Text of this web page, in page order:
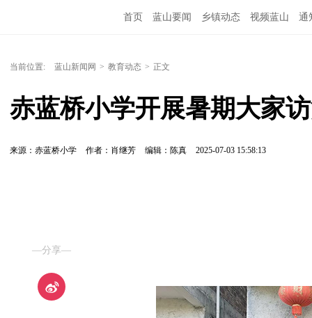
首页 蓝山要闻 乡镇动态 视频蓝山 通
当前位置: 蓝山新闻网 > 教育动态 > 正文
赤蓝桥小学开展暑期大家
来源：赤蓝桥小学 作者：肖继芳 编辑：陈真 2025-07-03 15:58:13
—分享—